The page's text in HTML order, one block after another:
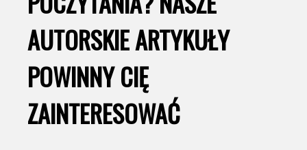
AUTORSKIE ARTYKUŁY
POWINNY CIĘ
ZAINTERESOWAĆ